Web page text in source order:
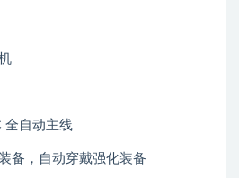
全自动主线
备，自动穿戴强化装备